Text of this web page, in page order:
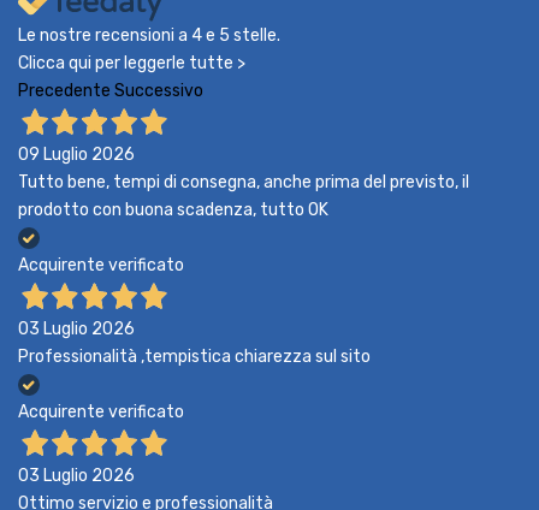
Le nostre recensioni a 4 e 5 stelle.
Clicca qui per leggerle tutte >
Precedente Successivo
09 Luglio 2026
Tutto bene, tempi di consegna, anche prima del previsto, il
prodotto con buona scadenza, tutto OK
Acquirente verificato
03 Luglio 2026
Professionalità ,tempistica chiarezza sul sito
Acquirente verificato
03 Luglio 2026
Ottimo servizio e professionalità